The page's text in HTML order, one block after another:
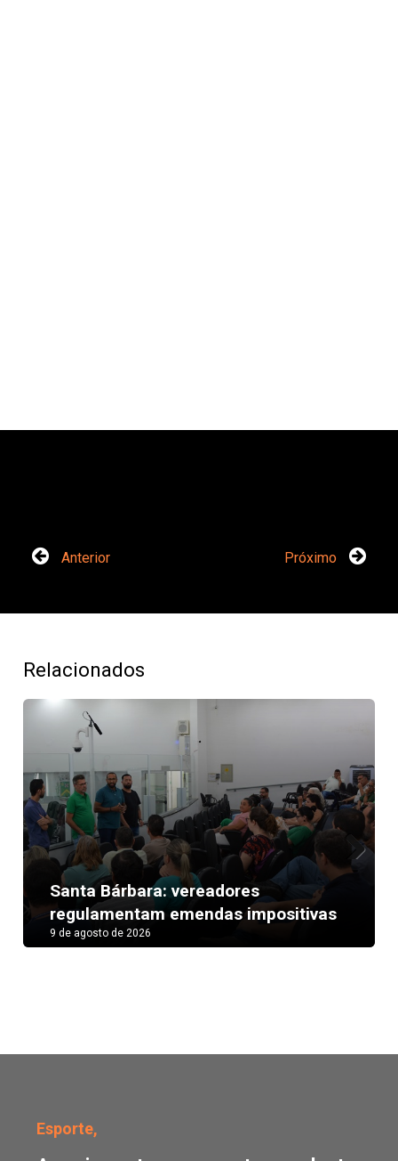
Anterior Próximo
Relacionados
Santa Bárbara: vereadores
regulamentam emendas impositivas
9 de agosto de 2026
Esporte,